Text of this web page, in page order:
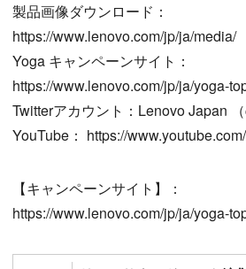
製品画像ダウンロード：
https://www.lenovo.com/jp/ja/media/
Yoga キャンペーンサイト：
https://www.lenovo.com/jp/ja/yoga-
Twitterアカウント：Lenovo Japan
YouTube： https://
【キャンペーンサイト】：
https://www.lenovo.com/jp/ja/yoga-